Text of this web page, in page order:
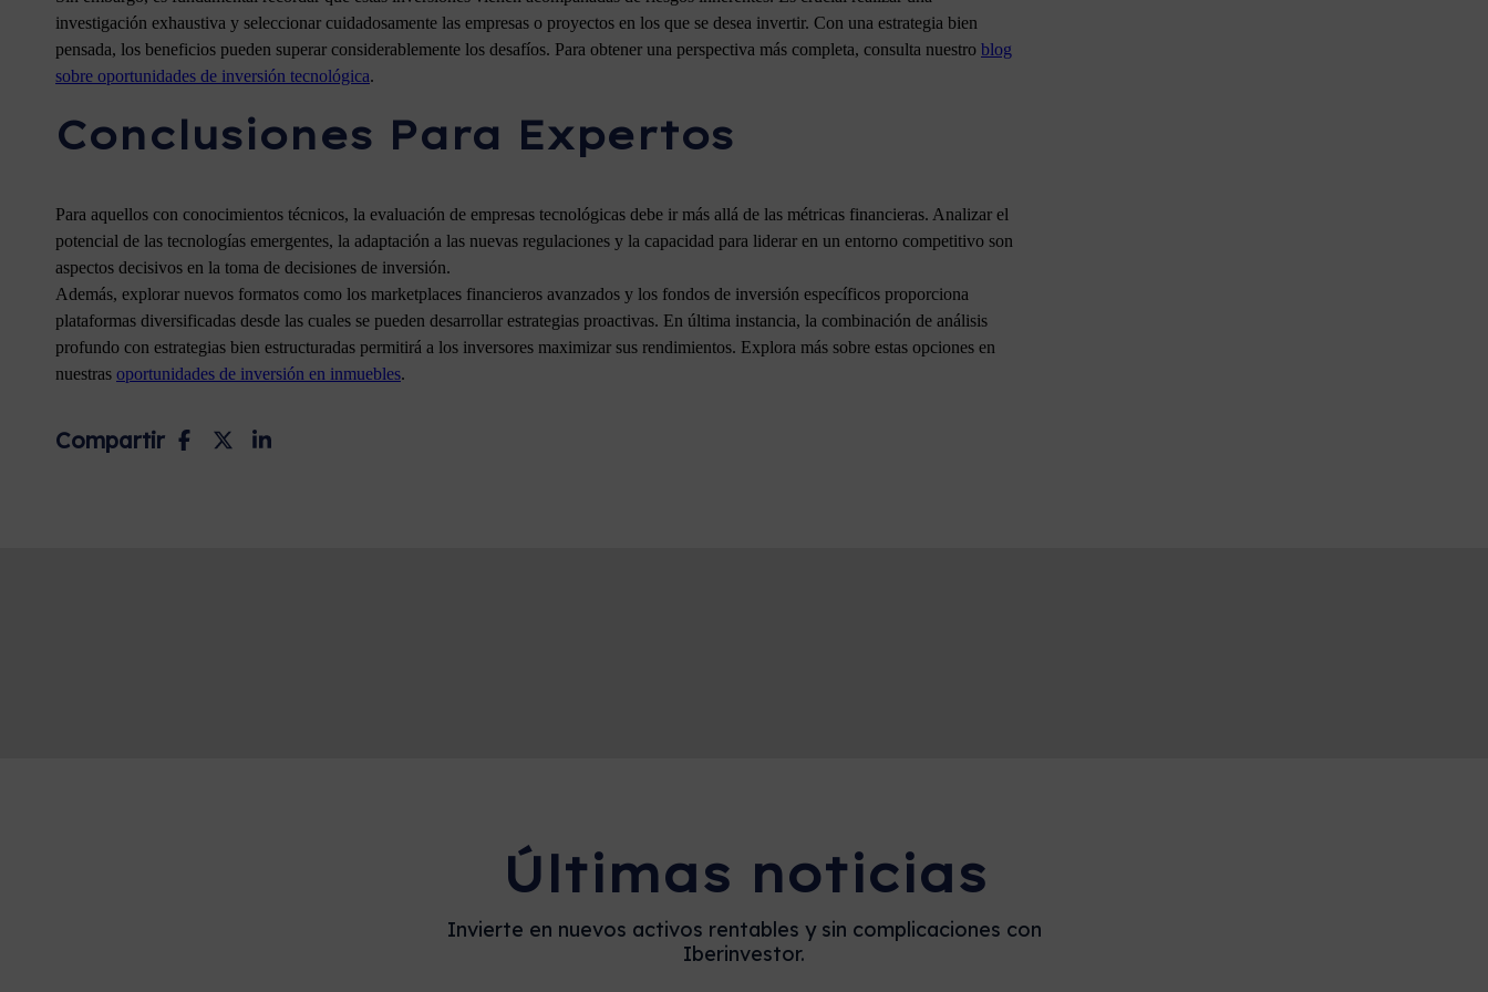
investigación exhaustiva y seleccionar cuidadosamente las empresas o proyectos en los que se desea invertir. Con una estrategia bien
pensada, los beneficios pueden superar considerablemente los desafíos. Para obtener una perspectiva más completa, consulta nuestro blog
sobre oportunidades de inversión tecnológica.
Conclusiones Para Expertos
Para aquellos con conocimientos técnicos, la evaluación de empresas tecnológicas debe ir más allá de las métricas financieras. Analizar el
potencial de las tecnologías emergentes, la adaptación a las nuevas regulaciones y la capacidad para liderar en un entorno competitivo son
aspectos decisivos en la toma de decisiones de inversión.
Además, explorar nuevos formatos como los marketplaces financieros avanzados y los fondos de inversión específicos proporciona
plataformas diversificadas desde las cuales se pueden desarrollar estrategias proactivas. En última instancia, la combinación de análisis
profundo con estrategias bien estructuradas permitirá a los inversores maximizar sus rendimientos. Explora más sobre estas opciones en
nuestras oportunidades de inversión en inmuebles.
Compartir
Últimas noticias
Invierte en nuevos activos rentables y sin complicaciones con
Iberinvestor.